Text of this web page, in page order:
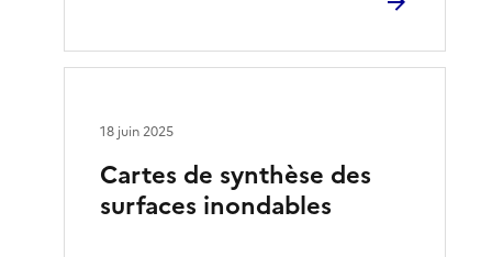
Cartes de synthèse des
surfaces inondables
18 juin 2025